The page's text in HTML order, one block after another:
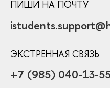
ПИШИ НА ПОЧТУ
ЭКСТРЕННАЯ СВЯЗЬ
+7 (985) 040-13-